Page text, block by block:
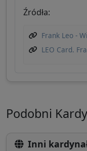
Źródła:
Frank Leo -
LEO Card.
Podobni
Inni